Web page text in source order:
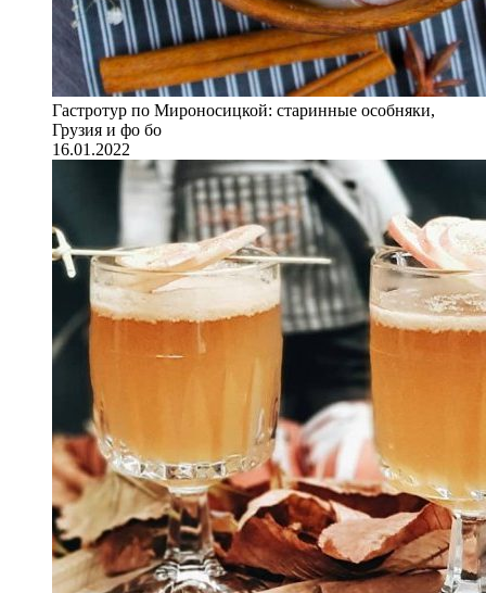
Гастротур по Мироносицкой: старинные особняки,
Грузия и фо бо
16.01.2022